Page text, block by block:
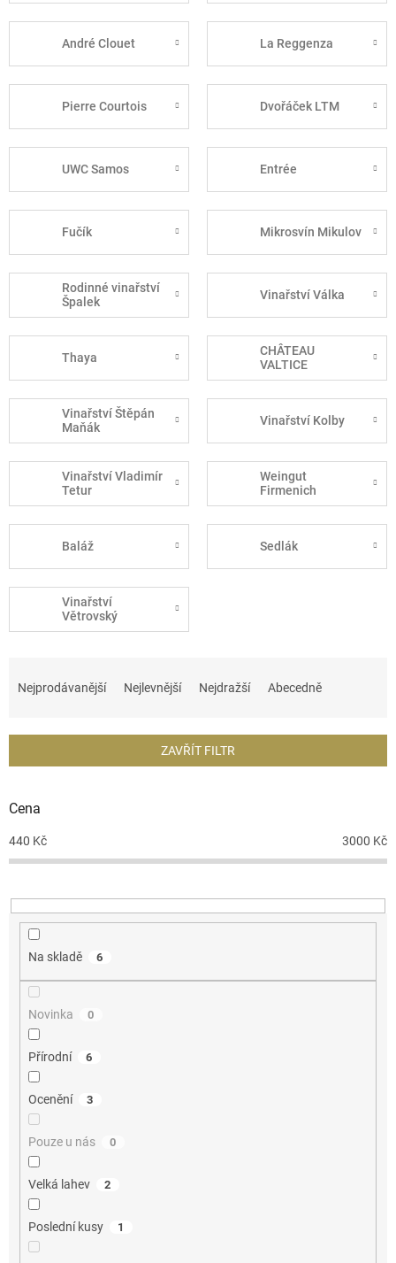
André Clouet La Reggenza
Pierre Courtois Dvořáček LTM
UWC Samos Entrée
Fučík Mikrosvín Mikulov
Rodinné vinařství
Špalek
Vinařství Válka
Thaya
CHÂTEAU
VALTICE
Vinařství Štěpán
Maňák
Vinařství Kolby
Vinařství Vladimír
Tetur
Weingut
Firmenich
Baláž Sedlák
Vinařství
Větrovský
í
r
d
u
t
ů
Nejprodávanější Nejlevnější Nejdražší Abecedně
ZAVŘÍT FILTR
Cena
440 Kč 3000 Kč
Na skladě 6
Novinka 0
Přírodní 6
Ocenění 3
Pouze u nás 0
Velká lahev 2
Poslední kusy 1